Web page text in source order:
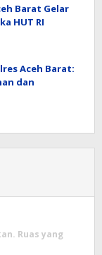
Barat Gelar
HUT RI
Aceh Barat:
dan
Ruas yang